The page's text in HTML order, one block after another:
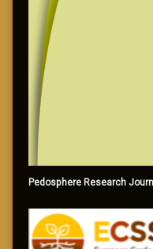
Pedosphere Research